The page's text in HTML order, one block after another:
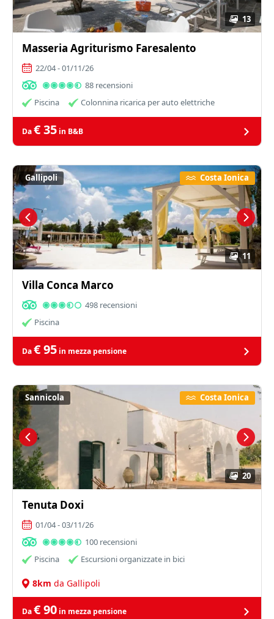
13
Masseria Agriturismo Faresalento
22/04 - 01/11/26
88 recensioni
Piscina
Colonnina ricarica per auto elettriche
Da€ 35 in B&B
11
Gallipoli Costa Ionica
Villa Conca Marco
498 recensioni
Piscina
Da€ 95 in mezza pensione
20
Sannicola Costa Ionica
Tenuta Doxi
01/04 - 03/11/26
100 recensioni
Piscina
Escursioni organizzate in bici
8km da Gallipoli
Da€ 90 in mezza pensione